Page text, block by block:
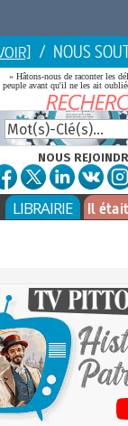
/ NOUS
« Hâtons-nous de raconter les
peuple avant qu'il ne les ait
NOUS
LIBRAIRIE Il